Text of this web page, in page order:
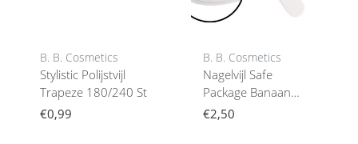
B. B. Cosmetics
Stylistic Polijstvijl
Trapeze 180/240 St
€0,99
B. B. Cosmetics
Nagelvijl Safe
Package Banaan
180/240 5 Stuks
€2,50